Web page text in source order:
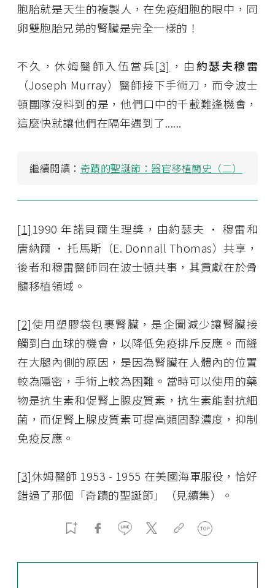
胞胎就是天生的複製人，在免疫細胞的眼中，同
卵雙胞胎兄弟的腎臟是完全一樣的！
不久，休姆醫師入伍當兵[3] ，由約瑟夫穆雷
（Joseph Murray）醫師接下手術刀，而令波士
頓團隊沒料到的是，他們口中的千載難逢機會，
這麼快就讓他們在隔年遇到了......
繼續閱讀： 奇蹟的聖誕節：器官移植簡史（二）
[1]1990 年諾貝爾生理獎，由約瑟夫 · 穆雷和
唐納爾 · 托馬斯（E. Donnall Thomas）共享，
後者和穆雷醫師同在波士頓共事，其貢獻在於骨
髓移植領域。
[2]使用塑膠袋包裹腎臟，是企圖減少讓腎臟接
觸到白血球的機會，以降低免疫排斥反應。而縫
在大腿內側的原因，是因為腎臟在人體內的位置
較為隱密，手術上較為困難。當時可以使用的藥
物是抗生素和促腎上腺皮質素，抗生素能對抗細
菌，而促腎上腺皮質素可提高類固醇濃度，抑制
免疫反應。
[3]休姆醫師 1953 - 1955 在美國海軍服役，恰好
錯過了那個「奇蹟的聖誕節」（見續集）。